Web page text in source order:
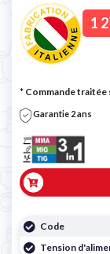
1
* Commande traitée
Garantie 2 ans
Code
Tension